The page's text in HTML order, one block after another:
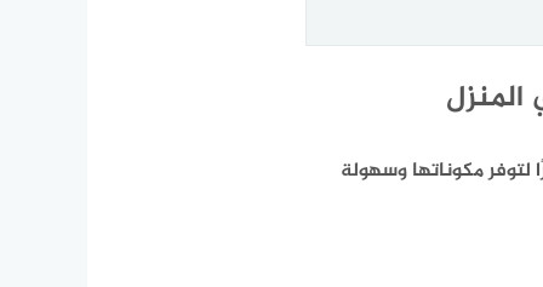
مكوناتها وسهولة